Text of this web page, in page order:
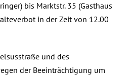
bis Marktstr. 35 (Gasthaus
in der Zeit von 12.00
und des
der Beeinträchtigung um